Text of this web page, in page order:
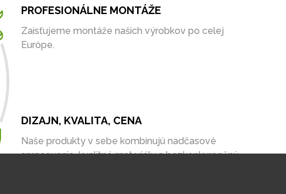
PROFESIONÁLNE MONTÁŽE
Zaisťujeme montáže našich výrobkov po celej
Európe.
DIZAJN, KVALITA, CENA
Naše produkty v sebe kombinujú nadčasové
spracovanie, kvalitné materiály a bezkonkurenčnú